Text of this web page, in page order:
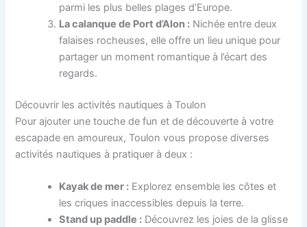
parmi les plus belles plages d’Europe.
La calanque de Port d’Alon : Nichée entre deux
falaises rocheuses, elle offre un lieu unique pour
partager un moment romantique à l’écart des
regards.
Découvrir les activités nautiques à Toulon
Pour ajouter une touche de fun et de découverte à votre
escapade en amoureux, Toulon vous propose diverses
activités nautiques à pratiquer à deux :
Kayak de mer : Explorez ensemble les côtes et
les criques inaccessibles depuis la terre.
Stand up paddle : Découvrez les joies de la glisse